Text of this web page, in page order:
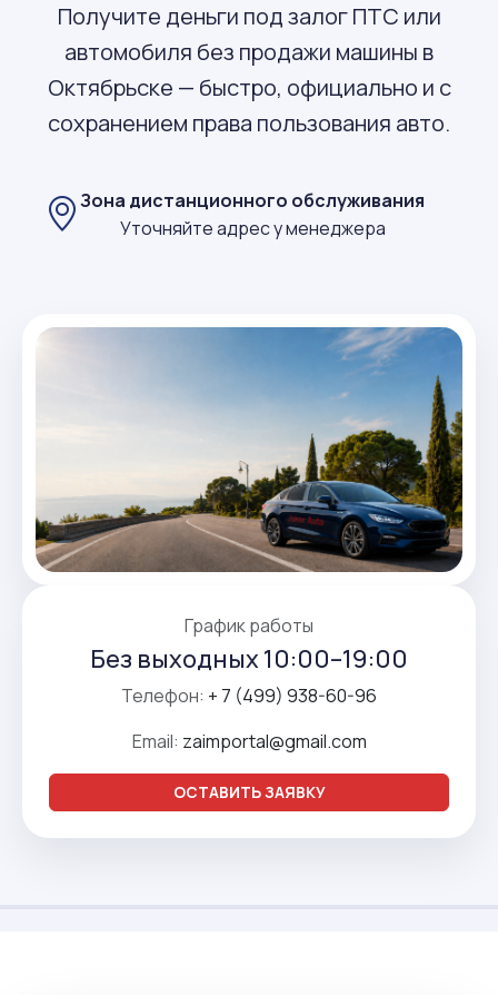
Получите деньги под залог ПТС или
автомобиля без продажи машины в
Октябрьске — быстро, официально и с
сохранением права пользования авто.
Зона дистанционного обслуживания
Уточняйте адрес у менеджера
График работы
Без выходных 10:00–19:00
Телефон: + 7 (499) 938-60-96
Email: zaimportal@gmail.com
ОСТАВИТЬ ЗАЯВКУ